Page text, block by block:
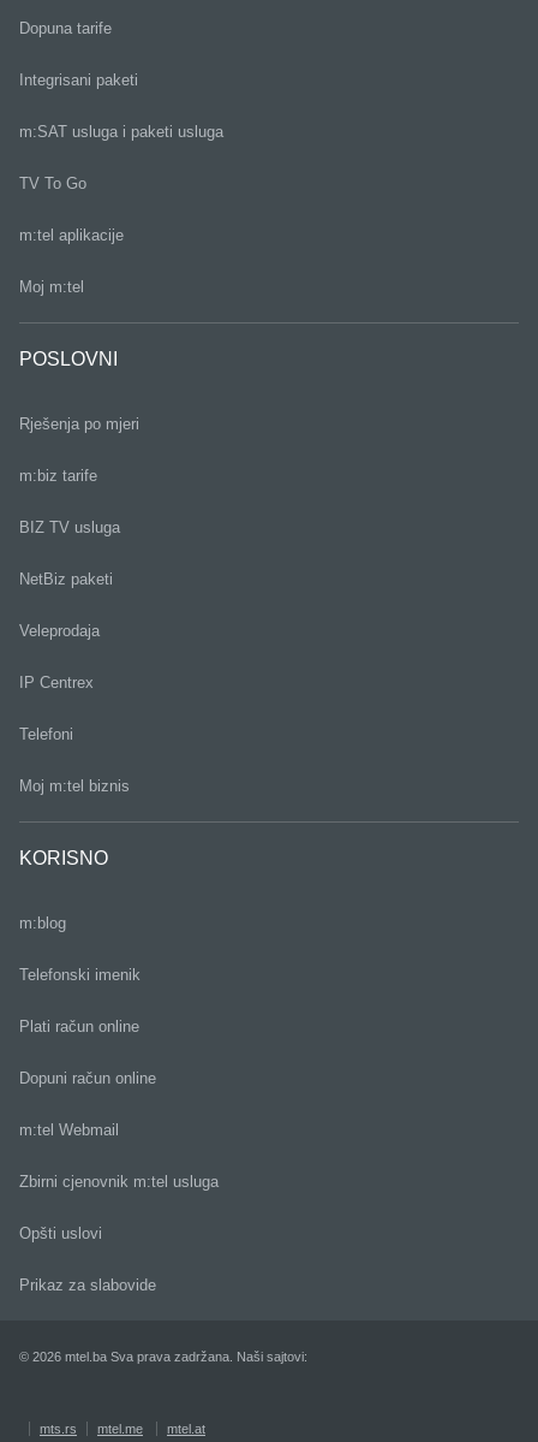
Dopuna tarife
Integrisani paketi
m:SAT usluga i paketi usluga
TV To Go
m:tel aplikacije
Moj m:tel
POSLOVNI
Rješenja po mjeri
m:biz tarife
BIZ TV usluga
NetBiz paketi
Veleprodaja
IP Centrex
Telefoni
Moj m:tel biznis
KORISNO
m:blog
Telefonski imenik
Plati račun online
Dopuni račun online
m:tel Webmail
Zbirni cjenovnik m:tel usluga
Opšti uslovi
Prikaz za slabovide
© 2026 mtel.ba Sva prava zadržana. Naši sajtovi:
mts.rs mtel.me mtel.at